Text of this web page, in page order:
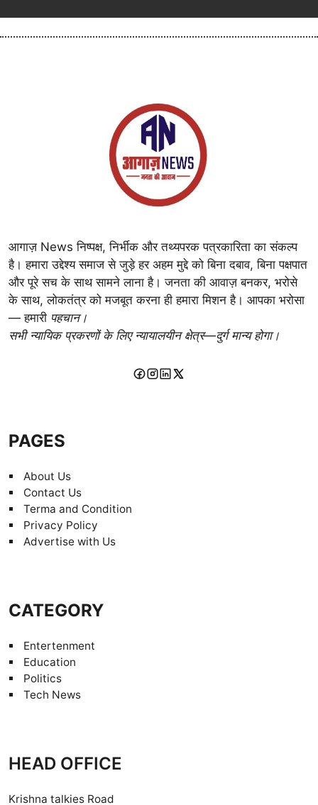
आगाज़ News निष्पक्ष, निर्भीक और तथ्यपरक पत्रकारिता का संकल्प
है। हमारा उद्देश्य समाज से जुड़े हर अहम मुद्दे को बिना दबाव, बिना पक्षपात
और पूरे सच के साथ सामने लाना है। जनता की आवाज़ बनकर, भरोसे
के साथ, लोकतंत्र को मजबूत करना ही हमारा मिशन है। आपका भरोसा
— हमारी पहचान।
सभी न्यायिक प्रकरणों के लिए न्यायालयीन क्षेत्र—दुर्ग मान्य होगा।
PAGES
About Us
Contact Us
Terma and Condition
Privacy Policy
Advertise with Us
CATEGORY
Entertenment
Education
Politics
Tech News
HEAD OFFICE
Krishna talkies Road